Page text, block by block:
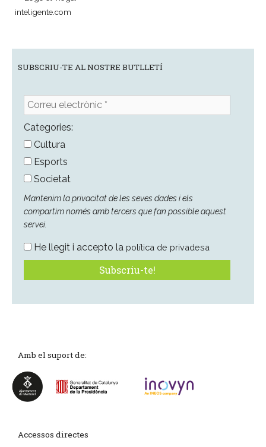
SUBSCRIU-TE AL NOSTRE BUTLLETÍ
Correu
electrònic
*Categories:
Cultura
Esports
Societat
Mantenim la privacitat de les seves dades i els
compartim només amb tercers que fan possible aquest
servei.
He llegit i accepto la política de privadesa
Amb el suport de:
Accessos directes